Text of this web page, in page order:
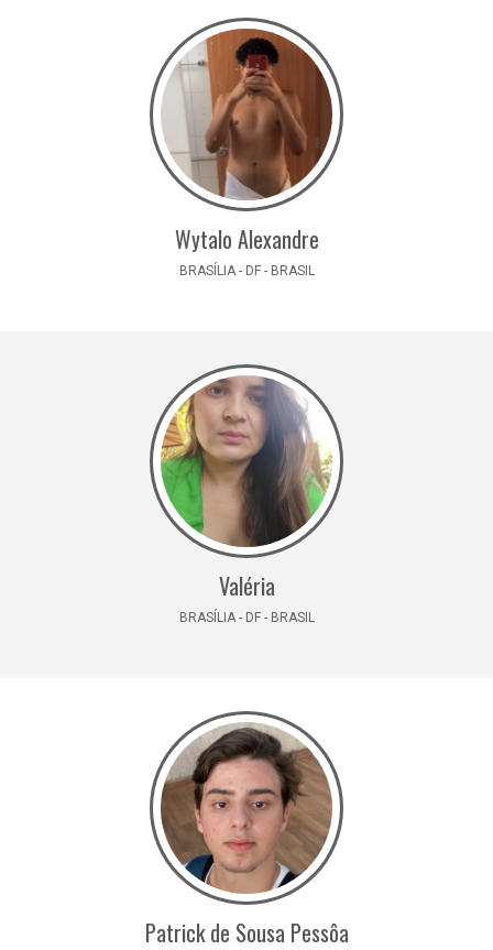
Wytalo Alexandre
BRASÍLIA - DF - BRASIL
Valéria
BRASÍLIA - DF - BRASIL
Patrick de Sousa Pessôa